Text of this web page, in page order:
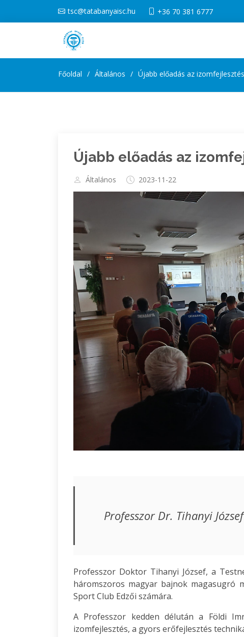
tsc@tatabanyaisc.hu +36 70 381 6777
Főoldal Általános Újabb előadás az
Újabb előadás az
Általános 2023-11-22
Professzor Dr. Tihanyi
Professzor Doktor Tihanyi József, a
háromszoros magyar bajnok magasugró
Sport Club Edzői számára.
A Professzor kedden délután a Földi
izomfejlesztés, a gyors erőfejlesztés